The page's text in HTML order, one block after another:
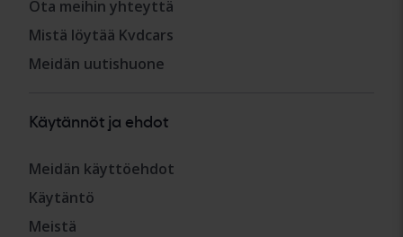
Ota meihin yhteyttä
Mistä löytää Kvdcars
Meidän uutishuone
Käytännöt ja ehdot
Meidän käyttöehdot
Käytäntö
Meistä